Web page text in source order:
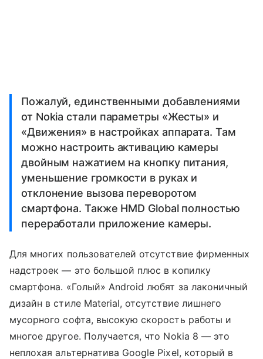
Пожалуй, единственными добавлениями
от Nokia стали параметры «Жесты» и
«Движения» в настройках аппарата. Там
можно настроить активацию камеры
двойным нажатием на кнопку питания,
уменьшение громкости в руках и
отклонение вызова переворотом
смартфона. Также HMD Global полностью
переработали приложение камеры.
Для многих пользователей отсутствие фирменных
надстроек — это большой плюс в копилку
смартфона. «Голый» Android любят за лаконичный
дизайн в стиле Material, отсутствие лишнего
мусорного софта, высокую скорость работы и
многое другое. Получается, что Nokia 8 — это
неплохая альтернатива Google Pixel, который в